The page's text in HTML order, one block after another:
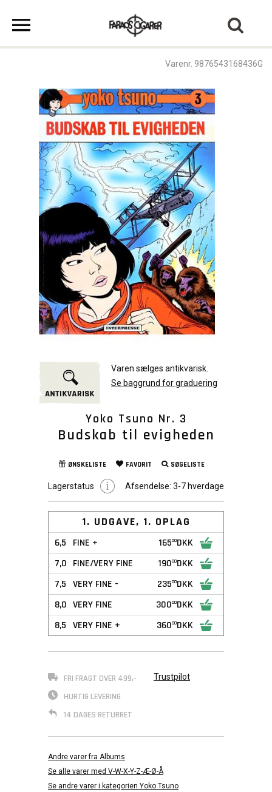
Varenr. 9876543168436G
Varen sælges antikvarisk.
Se baggrund for graduering
Yoko Tsuno Nr. 3
Budskab til evigheden
ØNSKELISTE FAVORIT SØGELISTE
Lagerstatus Afsendelse: 3-7 hverdage
1. UDGAVE, 1. OPLAG
6,5 FINE + 16500DKK
7,0 FINE/VERY FINE 19000DKK
7,5 VERY FINE - 23500DKK
8,0 VERY FINE 30000DKK
8,5 VERY FINE + 36000DKK
FRI FRAGT OVER 499,-
HURTIG LEVERING
14 DAGES RETURRET
Trustpilot
Andre varer fra Albums
Se alle varer med V-W-X-Y-Z-Æ-Ø-Å
Se andre varer i kategorien Yoko Tsuno